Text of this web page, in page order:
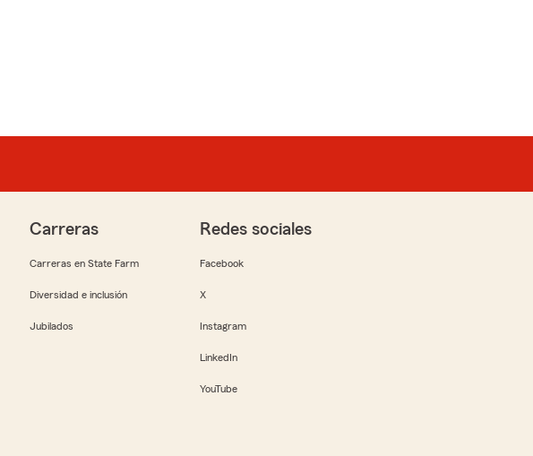
Carreras
Carreras en State Farm
Diversidad e inclusión
Jubilados
Redes sociales
Facebook
X
Instagram
LinkedIn
YouTube